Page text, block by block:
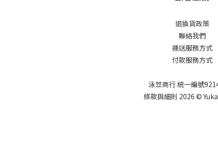
退換貨政策
聯絡我們
運送服務方式
付款服務方式
泳苙商行 統一編號
條款與細則 2026 ©